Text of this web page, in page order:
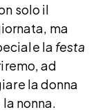
solo il
ma
la festa
ad
la donna
nonna.